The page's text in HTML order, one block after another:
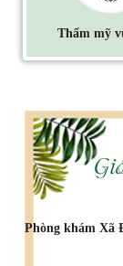
Thẩm mỹ
Phòng khám Xã